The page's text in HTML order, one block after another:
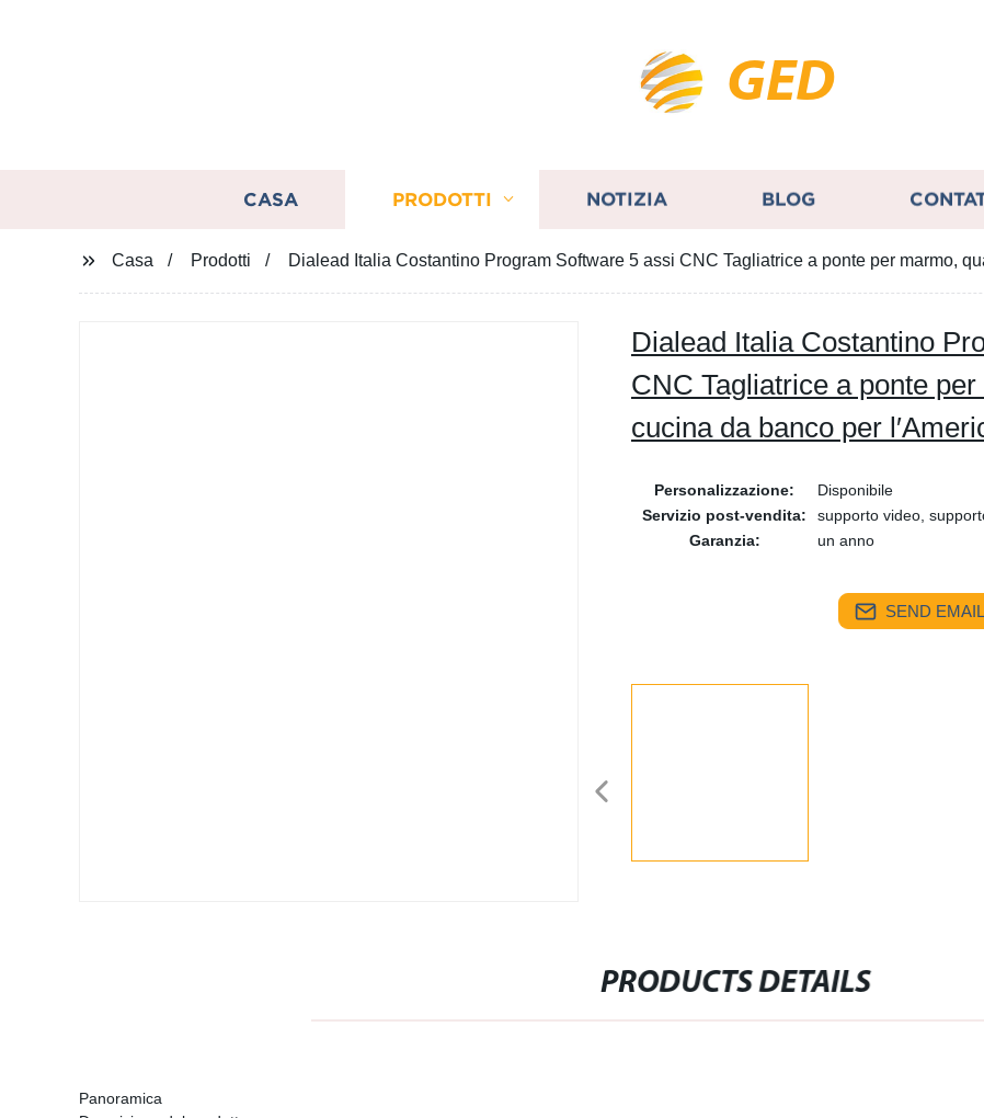
GED
CASA PRODOTTI NOTIZIA BLOG
Casa Prodotti Dialead Italia Costantino Program Software 5 assi CNC Tagliatrice a ponte per marmo,
Dialead Italia Costantino
CNC Tagliatrice a ponte
cucina da banco per
Personalizzazione:
Disponibile
Servizio post-vendita:
supporto video,
Garanzia:
un anno
SEND
PRODUCTS DETAILS
Panoramica